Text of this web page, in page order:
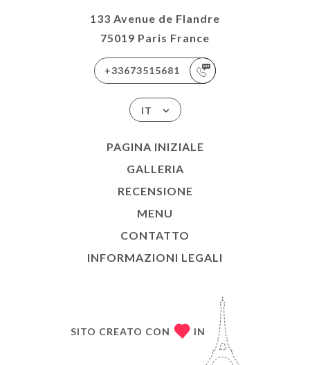
133 Avenue de Flandre
75019 Paris France
+33673515681
IT
PAGINA INIZIALE
GALLERIA
RECENSIONE
MENU
CONTATTO
INFORMAZIONI LEGALI
SITO CREATO CON IN